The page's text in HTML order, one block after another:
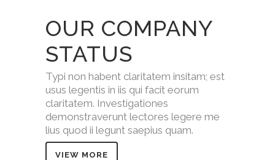
OUR COMPANY
STATUS
Typi non habent claritatem insitam; est
usus legentis in iis qui facit eorum
claritatem. Investigationes
demonstraverunt lectores legere me
lius quod ii legunt saepius quam.
VIEW MORE